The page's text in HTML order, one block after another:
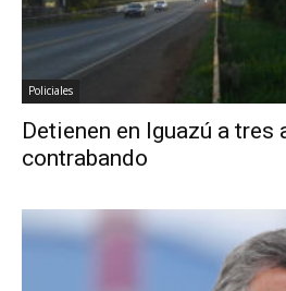
Policiales
Detienen en Iguazú a tres
contrabando